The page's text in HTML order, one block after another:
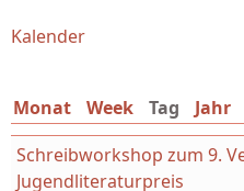
Sie sind hier
Kalender
Monat Week Tag
Jahr
Schreibworkshop zum 9.
Jugendliteraturpreis